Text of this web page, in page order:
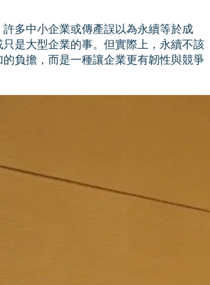
多中小企業或傳產誤以為永續等於成
是大型企業的事。但實際上，永續不該
負擔，而是一種讓企業更有韌性與競爭